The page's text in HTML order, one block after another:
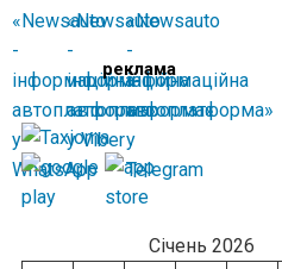
реклама
Січень 2026